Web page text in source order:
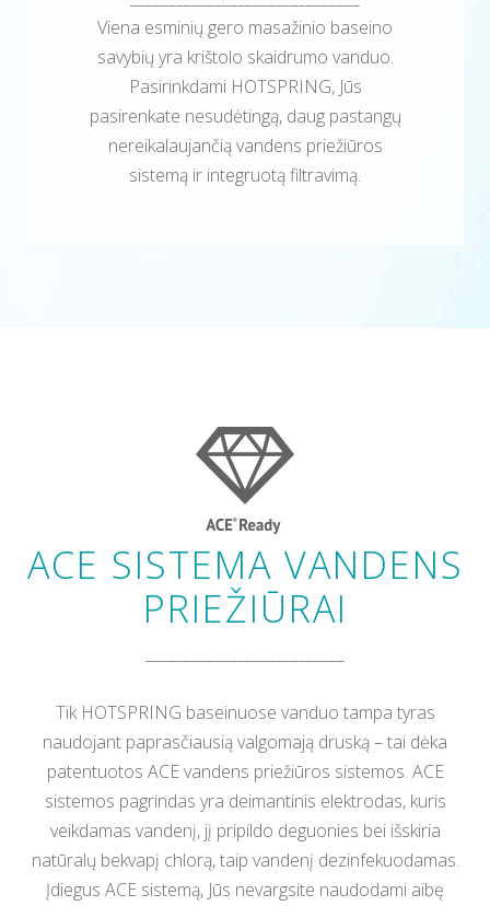
Viena esminių gero masažinio baseino
savybių yra krištolo skaidrumo vanduo.
Pasirinkdami HOTSPRING, Jūs
pasirenkate nesudėtingą, daug pastangų
nereikalaujančią vandens priežiūros
sistemą ir integruotą filtravimą.
ACE SISTEMA VANDENS
PRIEŽIŪRAI
Tik HOTSPRING baseinuose vanduo tampa tyras
naudojant paprasčiausią valgomają druską – tai dėka
patentuotos ACE vandens priežiūros sistemos. ACE
sistemos pagrindas yra deimantinis elektrodas, kuris
veikdamas vandenį, jį pripildo deguonies bei išskiria
natūralų bekvapį chlorą, taip vandenį dezinfekuodamas.
Įdiegus ACE sistemą, Jūs nevargsite naudodami aibę